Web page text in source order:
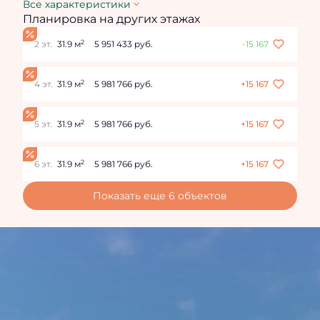
Все характеристики
Планировка на других этажах
2 эт. 31.9 м2 5 951 433 руб. -15 167
4 эт. 31.9 м2 5 981 766 руб. +15 167
5 эт. 31.9 м2 5 981 766 руб. +15 167
6 эт. 31.9 м2 5 981 766 руб. +15 167
Показать еще 6 объектов